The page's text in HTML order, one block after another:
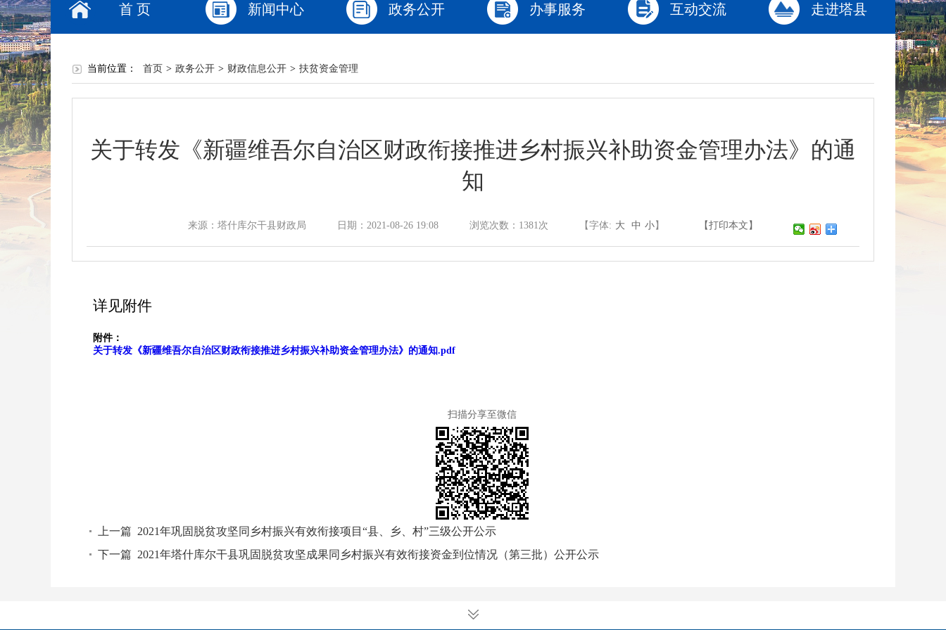
首 页 新闻中心 政务公开 办事服务 互动交流 走进塔县
当前位置： 首页 > 政务公开 > 财政信息公开 > 扶贫资金管理
关于转发《新疆维吾尔自治区财政衔接推进乡村振兴补助资金管理办法》的通
知
来源：塔什库尔干县财政局 日期：2021-08-26 19:08 浏览次数： 1381次 【字体: 大 中 小 】 【打印本文】
详见附件
附件：
关于转发《新疆维吾尔自治区财政衔接推进乡村振兴补助资金管理办法》的通知.pdf
扫描分享至微信
上一篇 2021年巩固脱贫攻坚同乡村振兴有效衔接项目“县、乡、村”三级公开公示
下一篇 2021年塔什库尔干县巩固脱贫攻坚成果同乡村振兴有效衔接资金到位情况（第三批）公开公示